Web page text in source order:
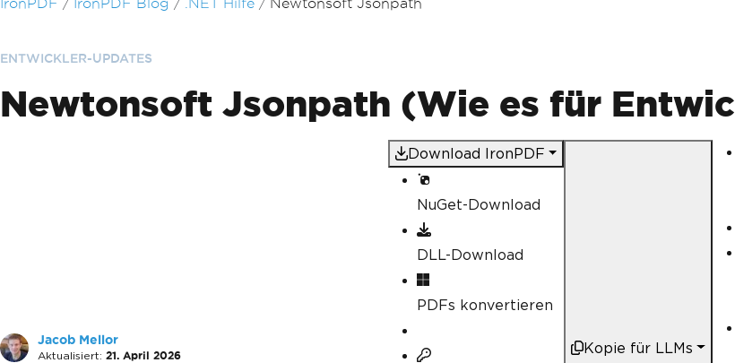
IronPDF IronPDF Blog .NET Hilfe Newtonsoft Jsonpath
ENTWICKLER-UPDATES
Newtonsoft Jsonpath (Wie es für
Jacob Mellor
Aktualisiert: 21. April 2026
Download IronPDF
NuGet-Download
DLL-Download
PDFs konvertieren
Kopie für LLMs